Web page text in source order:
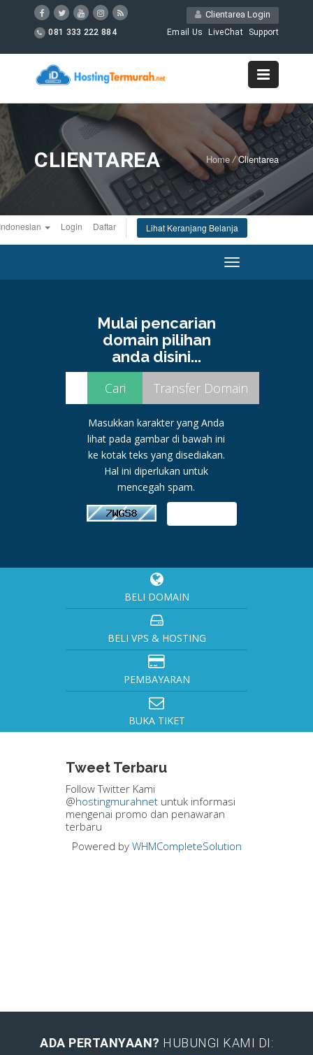
Clientarea Login
081 333 222 884 Email Us LiveChat Support
CLIENTAREA Home / Clientarea
Login Daftar Lihat Keranjang Belanja
Toggle
navigation
Mulai pencarian
domain pilihan
anda disini...
Masukkan karakter yang Anda
lihat pada gambar di bawah ini
ke kotak teks yang disediakan.
Hal ini diperlukan untuk
mencegah spam.
BELI DOMAIN
BELI VPS & HOSTING
PEMBAYARAN
BUKA TIKET
Tweet Terbaru
Follow Twitter Kami
@hostingmurahnet untuk informasi
mengenai promo dan penawaran
terbaru
Powered by WHMCompleteSolution
ADA PERTANYAAN? HUBUNGI KAMI DI: